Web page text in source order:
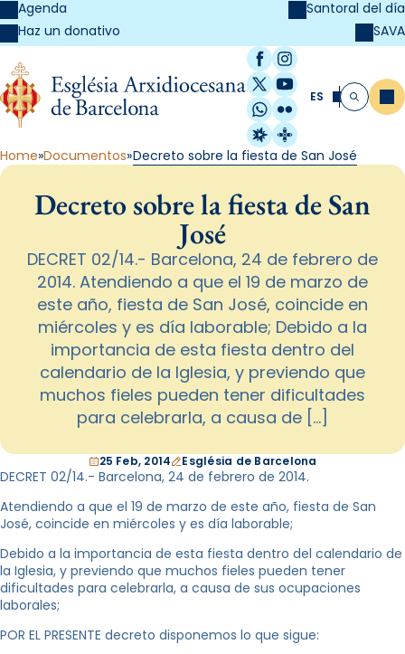
Agenda
Haz un donativo
Santoral del día
SAVA
Facebook
Instagram
X / Twitter
YouTube
WhatsApp
Flickr
Radio Estel
Catalunya
ES Buscar
Home Documentos Decreto sobre la fiesta de San José
Decreto sobre la fiesta de San
José
DECRET 02/14.- Barcelona, 24 de febrero de
2014. Atendiendo a que el 19 de marzo de
este año, fiesta de San José, coincide en
miércoles y es día laborable; Debido a la
importancia de esta fiesta dentro del
calendario de la Iglesia, y previendo que
muchos fieles pueden tener dificultades
para celebrarla, a causa de […]
25 Feb, 2014 Església de Barcelona
DECRET 02/14.- Barcelona, 24 de febrero de 2014.
Atendiendo a que el 19 de marzo de este año, fiesta de San
José, coincide en miércoles y es día laborable;
Debido a la importancia de esta fiesta dentro del calendario de
la Iglesia, y previendo que muchos fieles pueden tener
dificultades para celebrarla, a causa de sus ocupaciones
laborales;
POR EL PRESENTE decreto disponemos lo que sigue: